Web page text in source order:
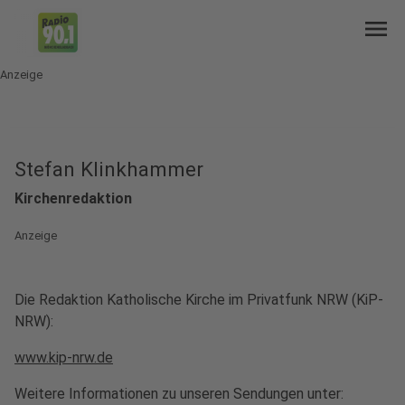
menu
Anzeige
Stefan Klinkhammer
Kirchenredaktion
Anzeige
Die Redaktion Katholische Kirche im Privatfunk NRW (KiP-
NRW):
www.kip-nrw.de
Weitere Informationen zu unseren Sendungen unter: